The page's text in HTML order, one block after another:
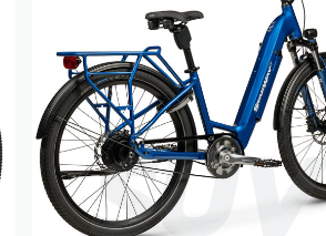
SUV